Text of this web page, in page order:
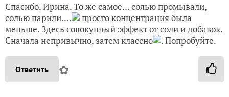
Спасибо, Ирина. То же самое… солью промывали,
солью парили....
просто концентрация была
меньше. Здесь совокупный эффект от соли и добавок.
Сначала непривычно, затем классно
. Попробуйте.
Ответить ✿